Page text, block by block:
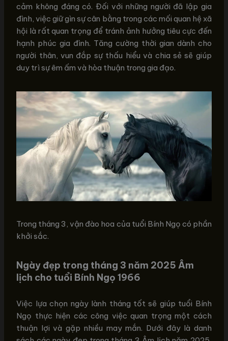
cảm không đáng có. Đối với những người đã lập gia
đình, việc giữ gìn sự cân bằng trong các mối quan hệ xã
hội là rất quan trọng để tránh ảnh hưởng tiêu cực đến
hạnh phúc gia đình. Tăng cường thời gian dành cho
người thân, vun đắp sự thấu hiểu và chia sẻ sẽ giúp
duy trì sự êm ấm và hòa thuận trong gia đạo.
Trong tháng 3, vận đào hoa của tuổi Bính Ngọ có phần
khởi sắc.
Ngày đẹp trong tháng 3 năm 2025 Âm
lịch cho tuổi Bính Ngọ 1966
Việc lựa chọn ngày lành tháng tốt sẽ giúp tuổi Bính
Ngọ thực hiện các công việc quan trọng một cách
thuận lợi và gặp nhiều may mắn. Dưới đây là danh